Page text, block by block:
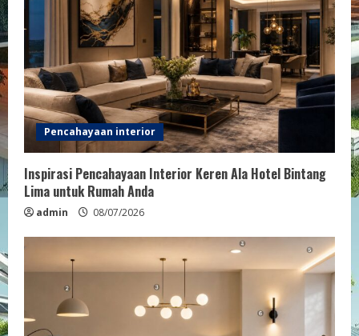
Pencahayaan interior
Inspirasi Pencahayaan Interior Keren Ala Hotel Bintang
Lima untuk Rumah Anda
admin 08/07/2026